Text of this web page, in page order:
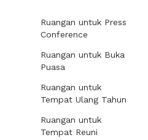
Ruangan untuk Press
Conference
Ruangan untuk Buka
Puasa
Ruangan untuk
Tempat Ulang Tahun
Ruangan untuk
Tempat Reuni